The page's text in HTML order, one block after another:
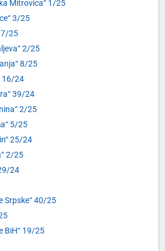
Mitrovica“ 1/25
3/25
7/25
2/25
8/25
16/24
39/24
2/25
5/25
25/24
2/25
24
Srpske“ 40/25
BiH“ 19/25